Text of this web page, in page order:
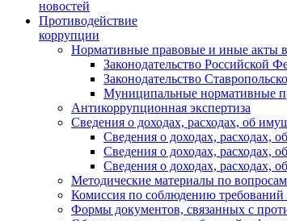
новостей
Противодействие
коррупции
Нормативные правовые и иные акты
Законодательство Российской
Законодательство
Муниципальные нормативные
Антикоррупционная экспертиза
Сведения о доходах, расходах, об
Сведения о доходах, расходах,
Сведения о доходах, расходах,
Сведения о доходах, расходах,
Методические материалы по
Комиссия по соблюдению
Формы документов, связанных с